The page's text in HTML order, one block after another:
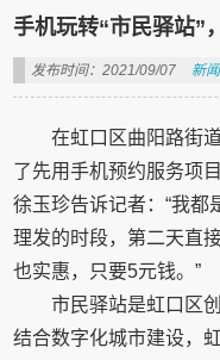
手机玩转“市民驿站”
发布时间：2021/09/07 新闻
在虹口区曲阳路街
了先用手机预约服务项
徐玉珍告诉记者：“我
理发的时段，第二天直
也实惠，只要5元钱。”
市民驿站是虹口区
结合数字化城市建设，